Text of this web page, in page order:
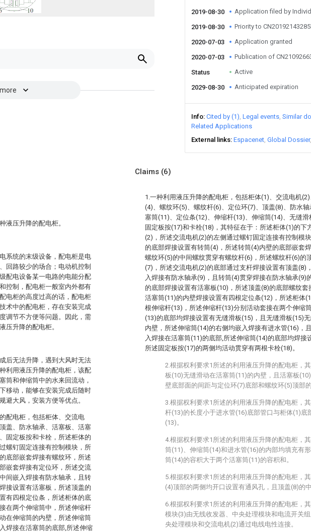
2019-08-30 Application filed by
2019-08-30 Priority to
2020-07-03 Application granted
2020-07-03 Publication of
Status Active
2029-08-30 Anticipated expiration
Info Cited by (1) Legal events Similar
Related Applications
External links Espacenet Global Dossier
液压升降的配电柜。
系统的末级设备，配电柜是电
回路较少的场合；电动机控制
配电设备某一电路的电能分配
控制，配电柜一般室内外都有
电柜的高度过高的话，配电柜
术中的配电柜，存在安装完成
调节不方便等问题。因此，需
压升降的配电柜。
后无法升降，遇到大风时无法
利用液压升降的配电柜，该配
筒和伸缩筒中的水来回流动，
移动，能够在安装完成后随时
避大风，安装方便等优点。
配电柜，包括柜体、交流电
盖、防水轴承、活塞板、活塞
固定板按和卡栓，所述柜体的
螺钉固定连接有控制模块，所
底部嵌套焊接有螺纹环，所述
嵌套焊接有定位环，所述交流
间嵌入焊接有防水轴承，且转
接设置有活塞板，所述顶盖的
有四根定位条，所述柜体的底
在两个伸缩筒中，所述伸缩杆
在伸缩筒的内壁，所述伸缩筒
焊接在活塞筒的底部,所述伸缩
Claims (6)
1.一种利用液压升降的配电柜，包括柜体(1)、交流电机
(4)、螺纹环(5)、螺纹杆(6)、定位环(7)、顶盖(8)、防水
塞筒(11)、定位条(12)、伸缩杆(13)、伸缩筒(14)、无缝滑
固定板按(17)和卡栓(18)，其特征在于：所述柜体(1)的下
(2)，所述交流电机(2)的左侧通过螺钉固定连接有控制模
的底部焊接设置有转筒(4)，所述转筒(4)内壁的底部嵌套
螺纹环(5)的中间螺纹贯穿有螺纹杆(6)，所述螺纹杆(6)的
(7)，所述交流电机(2)的底部通过支杆焊接设置有顶盖(8)
入焊接有防水轴承(9)，且转筒(4)贯穿焊接在防水轴承(9)
的底部焊接设置有活塞板(10)，所述顶盖(8)的底部螺纹套
活塞筒(11)的内壁焊接设置有四根定位条(12)，所述柜体
根伸缩杆(13)，所述伸缩杆(13)分别活动套接在两个伸缩
(13)的底部均焊接设置有无缝滑板(15)，且无缝滑板(15)
内壁，所述伸缩筒(14)的右侧均嵌入焊接有进水管(16)，
入焊接在活塞筒(11)的底部,所述伸缩筒(14)的底部均焊接
所述固定板按(17)的两侧均活动贯穿有两根卡栓(18)。
2.根据权利要求1所述的利用液压升降的配电柜，
板(10)无缝滑动在活塞筒(11)的内壁，且活塞板
壁底部面的间距与定位环(7)底部和螺纹环(5)顶部
3.根据权利要求1所述的利用液压升降的配电柜，
杆(13)的长度小于进水管(16)底部管口与柜体(1)底
(13)。
4.根据权利要求1所述的利用液压升降的配电柜，
筒(11)、伸缩筒(14)和进水管(16)的内部均填充有
筒(14)的容积大于两个活塞筒(11)的容积和。
5.根据权利要求1所述的利用液压升降的配电柜，
(4)顶部的两侧均开口设置有通风孔，且顶盖(8)的
6.根据权利要求1所述的利用液压升降的配电柜，
模块(3)由无线收发器、中央处理模块和电流开关
央处理模块和交流电机(2)通过电线电性连接。